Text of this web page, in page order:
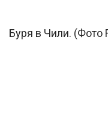
Буря в Чили. (Фото